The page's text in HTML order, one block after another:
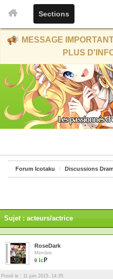
Sections
MESSAGE
PLUS
Forum Icotaku Discussions
Sujet : acteurs/actrice
RoseDark
Membre
0
Posté le : 11 juin 2015, 14:35.